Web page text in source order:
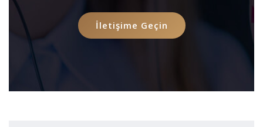
İletişime Geçin